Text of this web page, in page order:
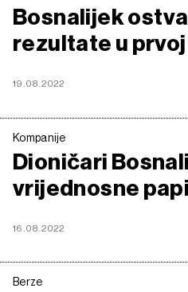
Bosnalijek
rezultate u
19.08.2022
Kompanije
Dioničari
vrijednosne
16.08.2022
Berze